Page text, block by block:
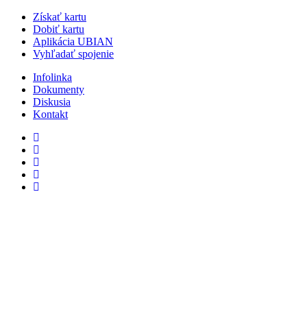
Získať kartu
Dobiť kartu
Aplikácia UBIAN
Vyhľadať spojenie
Infolinka
Dokumenty
Diskusia
Kontakt